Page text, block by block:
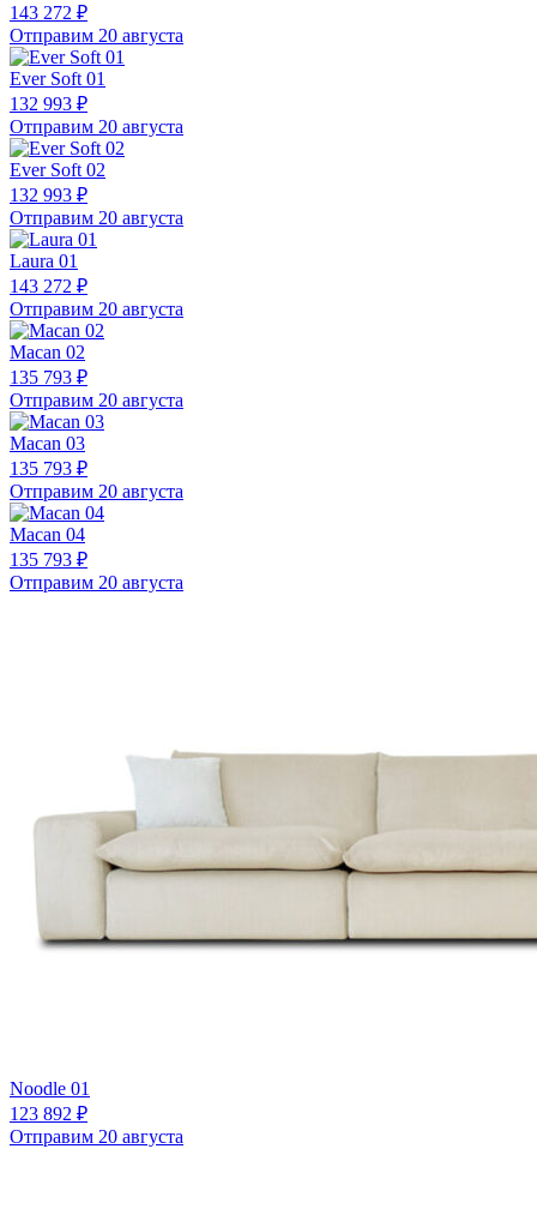
143 272 ₽
Отправим 20 августа
Ever Soft 01
132 993 ₽
Отправим 20 августа
Ever Soft 02
132 993 ₽
Отправим 20 августа
Laura 01
143 272 ₽
Отправим 20 августа
Macan 02
135 793 ₽
Отправим 20 августа
Macan 03
135 793 ₽
Отправим 20 августа
Macan 04
135 793 ₽
Отправим 20 августа
Noodle 01
123 892 ₽
Отправим 20 августа